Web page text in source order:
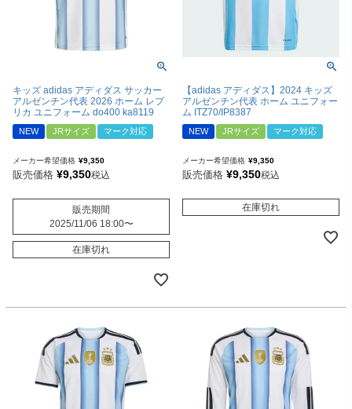
キッズ adidas アディダス サッカー
アルゼンチン代表 2026 ホーム レプ
リカ ユニフォーム do400 ka8119
NEW JRサイズ マーク対応
メーカー希望価格 ¥9,350
販売価格 ¥9,350税込
販売期間
2025/11/06 18:00〜
在庫切れ
【adidas アディダス】2024 キッズ
アルゼンチン代表 ホーム ユニフォー
ム ITZ70/IP8387
NEW JRサイズ マーク対応
メーカー希望価格 ¥9,350
販売価格 ¥9,350税込
在庫切れ